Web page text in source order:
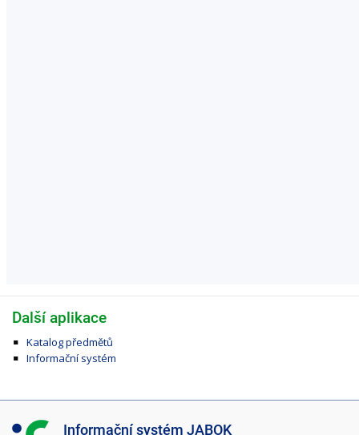
Další aplikace
Katalog předmětů
Informační systém
I Informační systém JABOK